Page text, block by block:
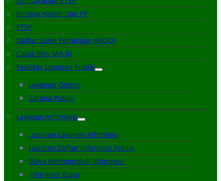
Kinerja Hakim Dan PP
PTSP
Daftar Surat Perjanjian (MOU)
Catak Biru MA-RI
Fasilitas Layanan Publik
Layanan Online
Sarana Publik
Layanan Informasi
Laporan Layanan Informasi
Laporan Daftar Informasi Publik
Biaya Memperoleh Informasi
Informasi Biasa